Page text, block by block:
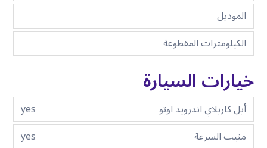
الموديل
الكيلومترات المقطوعة
خيارات السيارة
أبل كاربلاي اندرويد اوتو
yes
مثبت السرعة
yes